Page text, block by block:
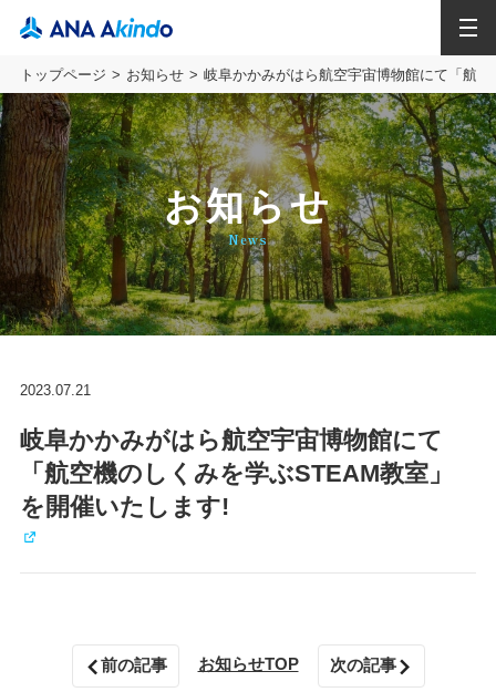
トップページ お知らせ 岐阜かかみがはら航空宇宙博物館にて「航
お知らせ
News
2023.07.21
岐阜かかみがはら航空宇宙博物館にて
「航空機のしくみを学ぶSTEAM教室」
を開催いたします!
前の記事 お知らせTOP 次の記事